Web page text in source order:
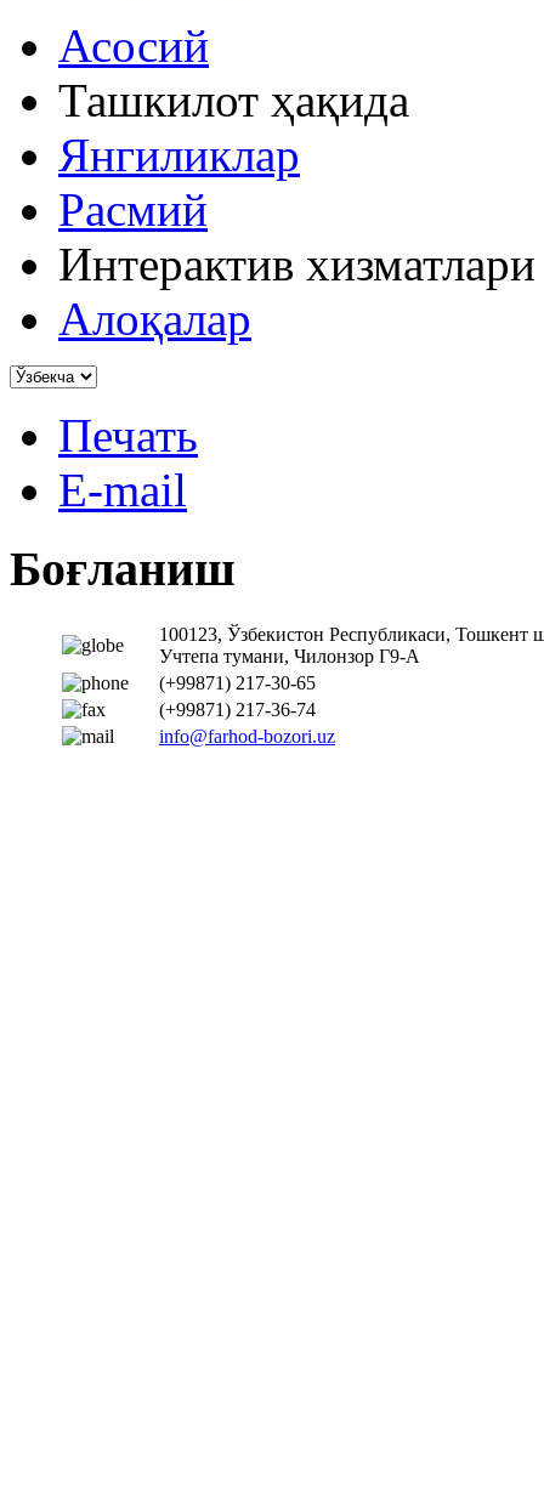
Асосий
Ташкилот ҳақида
Янгиликлар
Расмий
Интерактив хизматлари
Алоқалар
Печать
E-mail
Боғланиш
100123, Ўзбекистон Республикаси, Тошкент
Учтепа тумани, Чилонзор Г9-А
(+99871) 217-30-65
(+99871) 217-36-74
info@farhod-bozori.uz